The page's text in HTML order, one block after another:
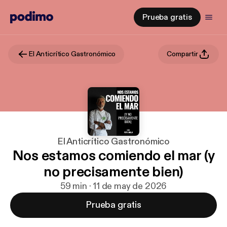
Prueba gratis
El Anticrítico Gastronómico Compartir
El Anticrítico Gastronómico
Nos estamos comiendo el mar (y
no precisamente bien)
59 min · 11 de may de 2026
Prueba gratis